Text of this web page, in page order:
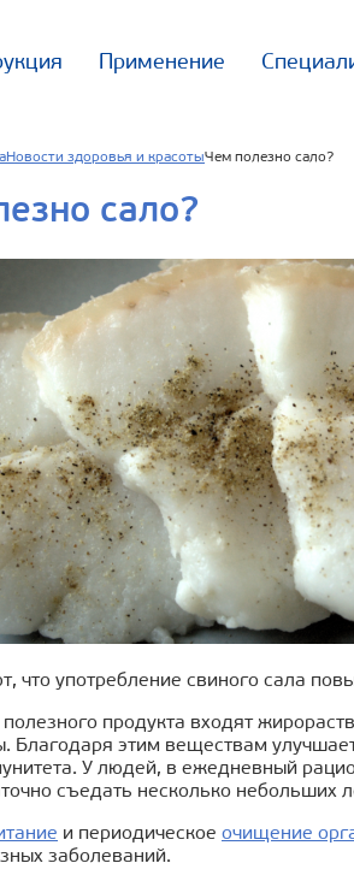
Применение
Новости здоровья и красотыЧем полезно сало?
сало?
что употребление свиного сала
полезного продукта входят
Благодаря этим веществам
У людей, в ежедневный
съедать несколько небольших
и периодическое очищение
заболеваний.